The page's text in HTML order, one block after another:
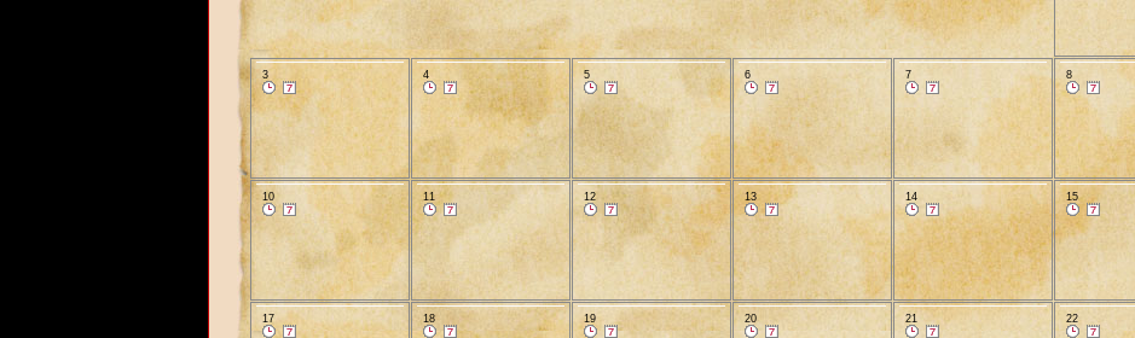
3 4 5 6 7 8
10 11 12 13 14 15
17 18 19 20 21 22